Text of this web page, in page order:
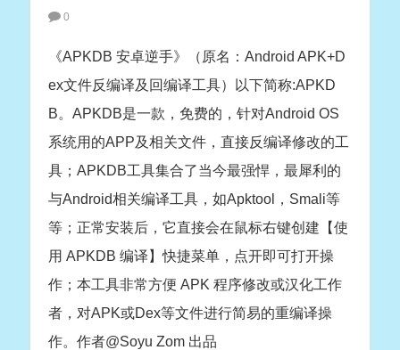
0
《APKDB 安卓逆手》（原名：Android APK+D
ex文件反编译及回编译工具）以下简称:APKD
B。APKDB是一款，免费的，针对Android OS
系统用的APP及相关文件，直接反编译修改的工
具；APKDB工具集合了当今最强悍，最犀利的
与Android相关编译工具，如Apktool，Smali等
等；正常安装后，它直接会在鼠标右键创建【使
用 APKDB 编译】快捷菜单，点开即可打开操
作；本工具非常方便 APK 程序修改或汉化工作
者，对APK或Dex等文件进行简易的重编译操
作。作者@Soyu Zom 出品